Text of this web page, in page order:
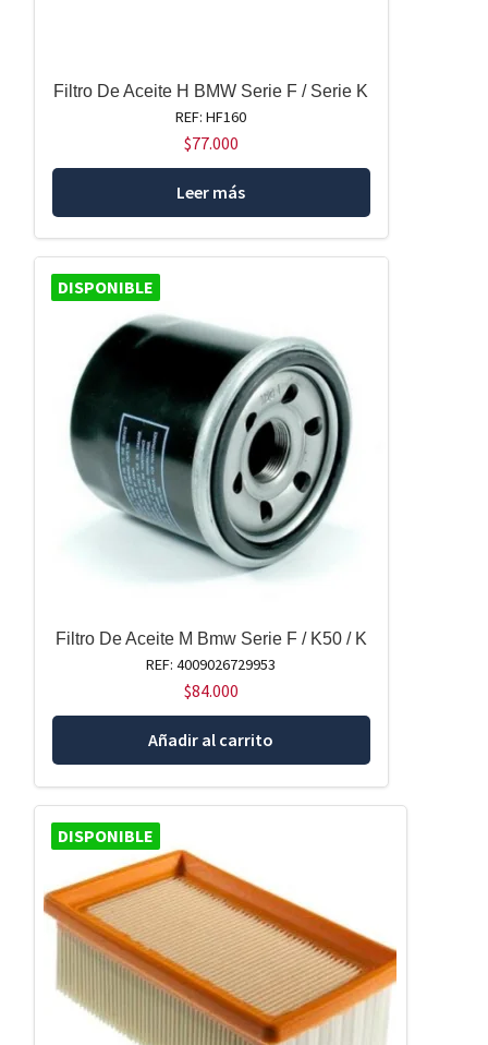
Filtro De Aceite H BMW Serie F / Serie K
REF: HF160
$77.000
Leer más
DISPONIBLE
Filtro De Aceite M Bmw Serie F / K50 / K
REF: 4009026729953
$84.000
Añadir al carrito
DISPONIBLE